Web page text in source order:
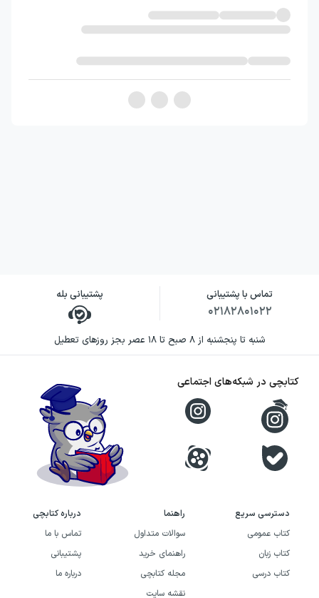
تماس با پشتیبانی
۰۲۱۸۲۸۰۱۰۲۲
پشتیبانی بله
شنبه تا پنجشنبه از ۸ صبح تا ۱۸ عصر بجز روزهای تعطیل
دسترسی سریع
کتاب عمومی
کتاب زبان
کتاب درسی
راهنما
سوالات متداول
راهنمای خرید
مجله کتابچی
نقشه سایت
درباره کتابچی
تماس با ما
پشتیبانی
درباره ما
کتابچی در شبکه‌های اجتماعی